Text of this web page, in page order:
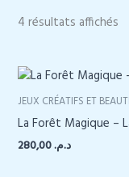
4 résultats affichés
JEUX CRÉATIFS ET
La Forêt Magique –
د.م.